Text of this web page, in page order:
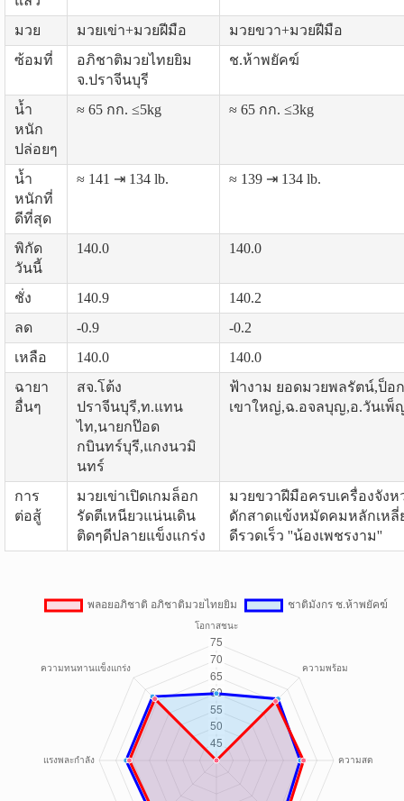
มวย มวยเข่า+มวยฝีมือ
มวยขวา+มวยฝีมือ
ซ้อมที่
อภิชาติมวยไทยยิม
จ.ปราจีนบุรี
ช.ห้าพยัคฆ์
น้ำ
หนัก
ปล่อยๆ
≈ 65 กก. ≤5kg ≈ 65 กก. ≤3kg
น้ำ
หนักที่
ดีที่สุด
≈ 141 ⇥ 134 lb. ≈ 139 ⇥ 134 lb.
พิกัด
วันนี้
140.0 140.0
ชั่ง 140.9
140.2
ลด
-0.9
-0.2
เหลือ
140.0
140.0
ฉายา
อื่นๆ
สจ.โต้ง
ปราจีนบุรี,ท.แทน
ไท,นายกป๊อด
กบินทร์บุรี,แกงนวมิ
นทร์
ฟ้างาม ยอดมวยพลรัตน์,ป็อก
เขาใหญ่,ฉ.อจลบุญ,อ.วันเพ็
การ
ต่อสู้
มวยเข่าเปิดเกมล็อก
รัดตีเหนียวแน่นเดิน
ติดๆดีปลายแข็งแกร่ง
มวยขวาฝีมือครบเครื่องจังห
ดักสาดแข้งหมัดคมหลักเหลี่
ดีรวดเร็ว ''น้องเพชรงาม''